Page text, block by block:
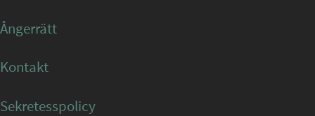
Ångerrätt
Kontakt
Sekretesspolicy